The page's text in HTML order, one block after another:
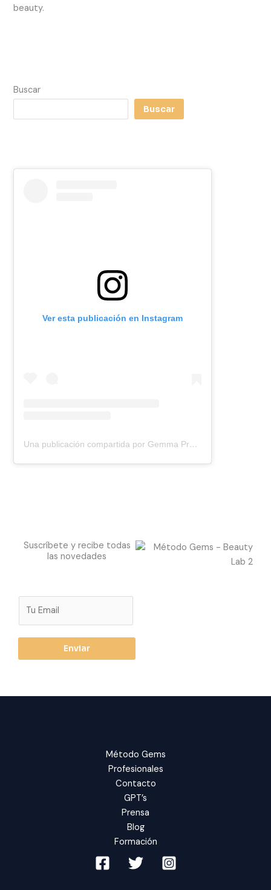
beauty.
Buscar
Buscar
Ver esta publicación en Instagram
Una publicación compartida por Gemma Prudencio | Farma & Cosmetóloga (@gemsbeautylab)
Suscríbete y recibe todas
las novedades
l
Enviar
Método Gems
Profesionales
Contacto
GPT’s
Prensa
Blog
Formación